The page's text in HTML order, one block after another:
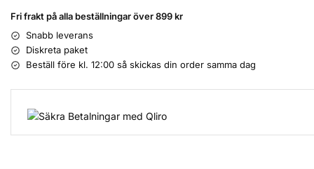
Fri frakt på alla beställningar över 899 kr
Snabb leverans
Diskreta paket
Beställ före kl. 12:00 så skickas din order samma dag